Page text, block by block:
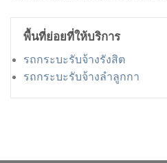
พื้นที่ย่อยที่ให้บริการ
รถกระบะรับจ้างรังสิต
รถกระบะรับจ้างลำลูกกา